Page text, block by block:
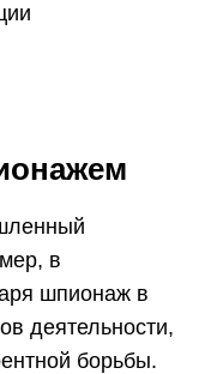
в
шпионаж в
деятельности,
борьбы.